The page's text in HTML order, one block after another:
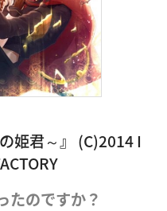
姫君～』 (C)2014 I
のですか？